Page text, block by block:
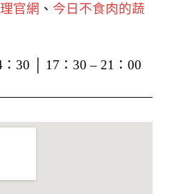
官網 、 今日不食肉的蔬
30 │ 17：30 – 21：00